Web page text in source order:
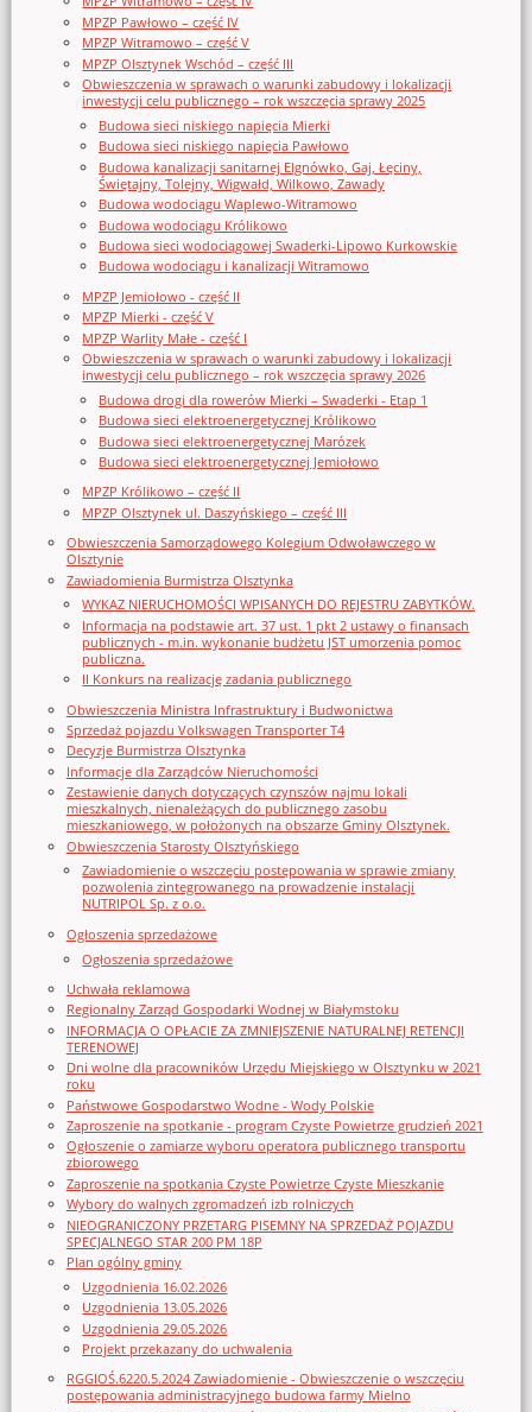
MPZP Pawłowo – część IV
MPZP Witramowo – część V
MPZP Olsztynek Wschód – część III
Obwieszczenia w sprawach o warunki zabudowy i lokalizacji
inwestycji celu publicznego – rok wszczęcia sprawy 2025
Budowa sieci niskiego napięcia Mierki
Budowa sieci niskiego napięcia Pawłowo
Budowa kanalizacji sanitarnej Elgnówko, Gaj, Łęciny,
Świętajny, Tolejny, Wigwałd, Wilkowo, Zawady
Budowa wodociągu Waplewo-Witramowo
Budowa wodociągu Królikowo
Budowa sieci wodociągowej Swaderki-Lipowo Kurkowskie
Budowa wodociągu i kanalizacji Witramowo
MPZP Jemiołowo - część II
MPZP Mierki - część V
MPZP Warlity Małe - część I
Obwieszczenia w sprawach o warunki zabudowy i lokalizacji
inwestycji celu publicznego – rok wszczęcia sprawy 2026
Budowa drogi dla rowerów Mierki – Swaderki - Etap 1
Budowa sieci elektroenergetycznej Królikowo
Budowa sieci elektroenergetycznej Marózek
Budowa sieci elektroenergetycznej Jemiołowo
MPZP Królikowo – część II
MPZP Olsztynek ul. Daszyńskiego – część III
Obwieszczenia Samorządowego Kolegium Odwoławczego w
Olsztynie
Zawiadomienia Burmistrza Olsztynka
WYKAZ NIERUCHOMOŚCI WPISANYCH DO REJESTRU ZABYTKÓW.
Informacja na podstawie art. 37 ust. 1 pkt 2 ustawy o finansach
publicznych - m.in. wykonanie budżetu JST umorzenia pomoc
publiczna.
II Konkurs na realizację zadania publicznego
Obwieszczenia Ministra Infrastruktury i Budwonictwa
Sprzedaż pojazdu Volkswagen Transporter T4
Decyzje Burmistrza Olsztynka
Informacje dla Zarządców Nieruchomości
Zestawienie danych dotyczących czynszów najmu lokali
mieszkalnych, nienależących do publicznego zasobu
mieszkaniowego, w położonych na obszarze Gminy Olsztynek.
Obwieszczenia Starosty Olsztyńskiego
Zawiadomienie o wszczęciu postępowania w sprawie zmiany
pozwolenia zintegrowanego na prowadzenie instalacji
NUTRIPOL Sp. z o.o.
Ogłoszenia sprzedażowe
Ogłoszenia sprzedażowe
Uchwała reklamowa
Regionalny Zarząd Gospodarki Wodnej w Białymstoku
INFORMACJA O OPŁACIE ZA ZMNIEJSZENIE NATURALNEJ RETENCJI
TERENOWEJ
Dni wolne dla pracowników Urzędu Miejskiego w Olsztynku w 2021
roku
Państwowe Gospodarstwo Wodne - Wody Polskie
Zaproszenie na spotkanie - program Czyste Powietrze grudzień 2021
Ogłoszenie o zamiarze wyboru operatora publicznego transportu
zbiorowego
Zaproszenie na spotkania Czyste Powietrze Czyste Mieszkanie
Wybory do walnych zgromadzeń izb rolniczych
NIEOGRANICZONY PRZETARG PISEMNY NA SPRZEDAŻ POJAZDU
SPECJALNEGO STAR 200 PM 18P
Plan ogólny gminy
Uzgodnienia 16.02.2026
Uzgodnienia 13.05.2026
Uzgodnienia 29.05.2026
Projekt przekazany do uchwalenia
RGGIOŚ.6220.5.2024 Zawiadomienie - Obwieszczenie o wszczęciu
postępowania administracyjnego budowa farmy Mielno